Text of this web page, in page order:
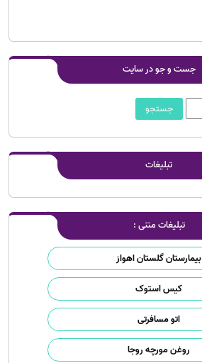
جست و جو در سایت
تبلیغات
تبلیغات متنی :
بیمارستان گلستان اهواز
کیس استوک
اتو مسافرتی
روغن مورچه روجا